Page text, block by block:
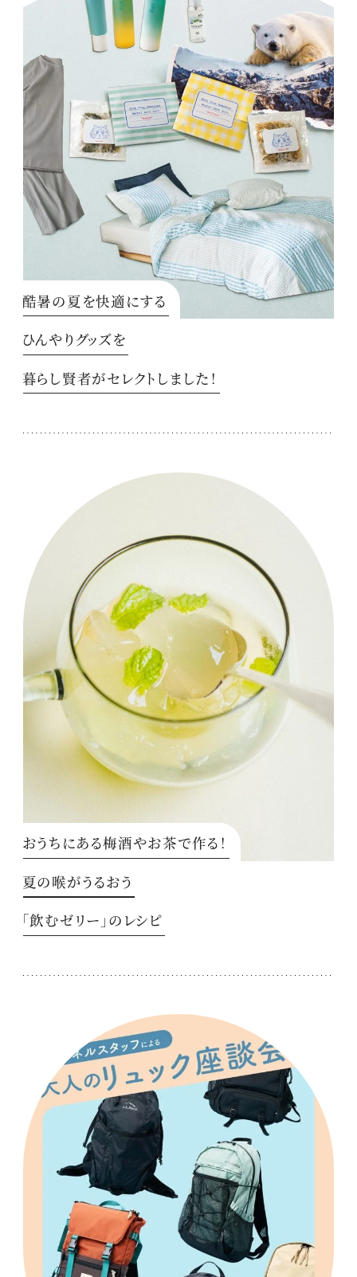
酷暑の夏を快適にする
ひんやりグッズを
暮らし賢者がセレクトしました！
おうちにある梅酒やお茶で作る！
夏の喉がうるおう
「飲むゼリー」のレシピ